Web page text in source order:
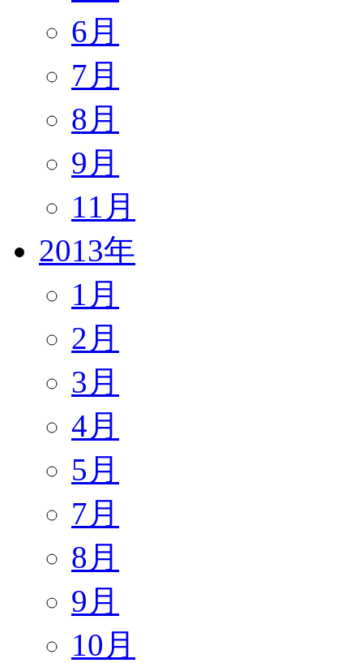
6月
7月
8月
9月
11月
2013年
1月
2月
3月
4月
5月
7月
8月
9月
10月